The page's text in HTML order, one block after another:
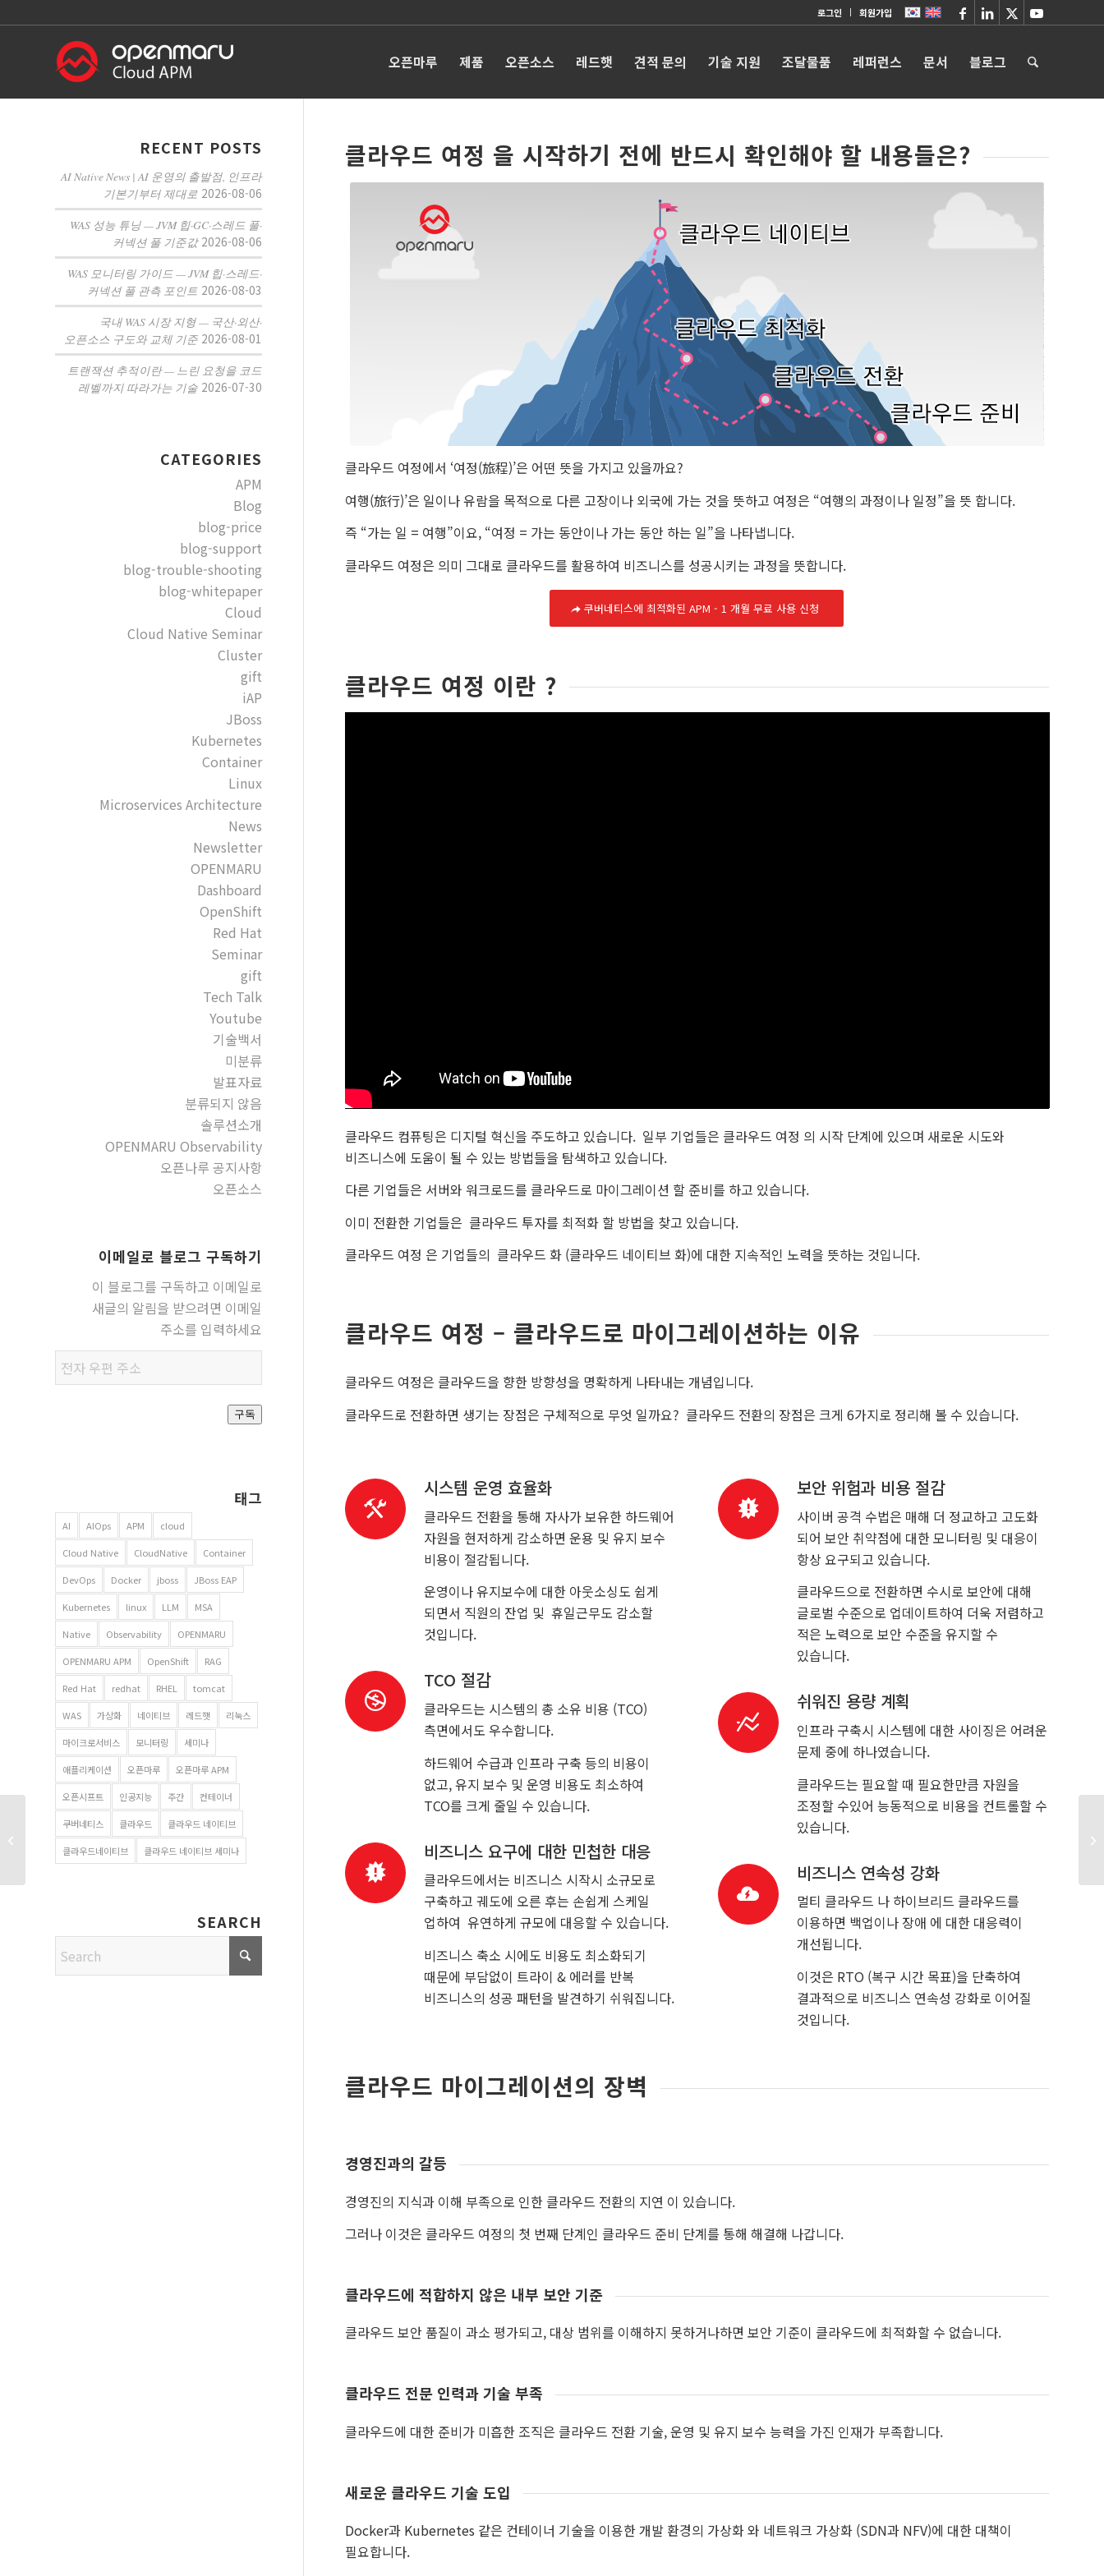
로그인 회원가입
오픈마루 제품 오픈소스 레드햇 견적 문의 기술 지원 조달물품 레퍼런스 문서 블로그
클라우드 여정 을 시작하기 전에 반드시 확인해야 할 내용들은?
클라우드 여정에서 ‘여정(旅程)’은 어떤 뜻을 가지고 있을까요?
여행(旅行)’은 일이나 유람을 목적으로 다른 고장이나 외국에 가는 것을 뜻하고 여정은 “여행의 과정이나 일정”을 뜻 합니다.
즉 “가는 일 = 여행”이요, “여정 = 가는 동안이나 가는 동안 하는 일”을 나타냅니다.
클라우드 여정은 의미 그대로 클라우드를 활용하여 비즈니스를 성공시키는 과정을 뜻합니다.
쿠버네티스에 최적화된 APM - 1 개월 무료 사용 신청
클라우드 여정 이란 ?
클라우드 컴퓨팅은 디지털 혁신을 주도하고 있습니다. 일부 기업들은 클라우드 여정 의 시작 단계에 있으며 새로운 시도와
비즈니스에 도움이 될 수 있는 방법들을 탐색하고 있습니다.
다른 기업들은 서버와 워크로드를 클라우드로 마이그레이션 할 준비를 하고 있습니다.
이미 전환한 기업들은 클라우드 투자를 최적화 할 방법을 찾고 있습니다.
클라우드 여정 은 기업들의 클라우드 화 (클라우드 네이티브 화)에 대한 지속적인 노력을 뜻하는 것입니다.
클라우드 여정 – 클라우드로 마이그레이션하는 이유
클라우드 여정은 클라우드을 향한 방향성을 명확하게 나타내는 개념입니다.
클라우드로 전환하면 생기는 장점은 구체적으로 무엇 일까요? 클라우드 전환의 장점은 크게 6가지로 정리해 볼 수 있습니다.
시스템 운영 효율화
클라우드 전환을 통해 자사가 보유한 하드웨어
자원을 현저하게 감소하면 운용 및 유지 보수
비용이 절감됩니다.
운영이나 유지보수에 대한 아웃소싱도 쉽게
되면서 직원의 잔업 및 휴일근무도 감소할
것입니다.
TCO 절감
클라우드는 시스템의 총 소유 비용 (TCO)
측면에서도 우수합니다.
하드웨어 수급과 인프라 구축 등의 비용이
없고, 유지 보수 및 운영 비용도 최소하여
TCO를 크게 줄일 수 있습니다.
비즈니스 요구에 대한 민첩한 대응
클라우드에서는 비즈니스 시작시 소규모로
구축하고 궤도에 오른 후는 손쉽게 스케일
업하여 유연하게 규모에 대응할 수 있습니다.
비즈니스 축소 시에도 비용도 최소화되기
때문에 부담없이 트라이 & 에러를 반복
비즈니스의 성공 패턴을 발견하기 쉬워집니다.
보안 위험과 비용 절감
사이버 공격 수법은 매해 더 정교하고 고도화
되어 보안 취약점에 대한 모니터링 및 대응이
항상 요구되고 있습니다.
클라우드으로 전환하면 수시로 보안에 대해
글로벌 수준으로 업데이트하여 더욱 저렴하고
적은 노력으로 보안 수준을 유지할 수
있습니다.
쉬워진 용량 계획
인프라 구축시 시스템에 대한 사이징은 어려운
문제 중에 하나였습니다.
클라우드는 필요할 때 필요한만큼 자원을
조정할 수있어 능동적으로 비용을 컨트롤할 수
있습니다.
비즈니스 연속성 강화
멀티 클라우드 나 하이브리드 클라우드를
이용하면 백업이나 장애 에 대한 대응력이
개선됩니다.
이것은 RTO (복구 시간 목표)을 단축하여
결과적으로 비즈니스 연속성 강화로 이어질
것입니다.
클라우드 마이그레이션의 장벽
경영진과의 갈등
경영진의 지식과 이해 부족으로 인한 클라우드 전환의 지연 이 있습니다.
그러나 이것은 클라우드 여정의 첫 번째 단계인 클라우드 준비 단계를 통해 해결해 나갑니다.
클라우드에 적합하지 않은 내부 보안 기준
클라우드 보안 품질이 과소 평가되고, 대상 범위를 이해하지 못하거나하면 보안 기준이 클라우드에 최적화할 수 없습니다.
클라우드 전문 인력과 기술 부족
클라우드에 대한 준비가 미흡한 조직은 클라우드 전환 기술, 운영 및 유지 보수 능력을 가진 인재가 부족합니다.
새로운 클라우드 기술 도입
Docker과 Kubernetes 같은 컨테이너 기술을 이용한 개발 환경의 가상화 와 네트워크 가상화 (SDN과 NFV)에 대한 대책이
필요합니다.
RECENT POSTS
AI Native News | AI 운영의 출발점, 인프라
기본기부터 제대로 2026-08-06
WAS 성능 튜닝 — JVM 힙·GC·스레드 풀·
커넥션 풀 기준값 2026-08-06
WAS 모니터링 가이드 — JVM 힙·스레드·
커넥션 풀 관측 포인트 2026-08-03
국내 WAS 시장 지형 — 국산·외산·
오픈소스 구도와 교체 기준 2026-08-01
트랜잭션 추적이란 — 느린 요청을 코드
레벨까지 따라가는 기술 2026-07-30
CATEGORIES
APM
Blog
blog-price
blog-support
blog-trouble-shooting
blog-whitepaper
Cloud
Cloud Native Seminar
Cluster
gift
iAP
JBoss
Kubernetes
Container
Linux
Microservices Architecture
News
Newsletter
OPENMARU
Dashboard
OpenShift
Red Hat
Seminar
gift
Tech Talk
Youtube
기술백서
미분류
발표자료
분류되지 않음
솔루션소개
OPENMARU Observability
오픈나루 공지사항
오픈소스
이메일로 블로그 구독하기
이 블로그를 구독하고 이메일로
새글의 알림을 받으려면 이메일
주소를 입력하세요
우편
주소
구독
태그
AI AIOps APM cloud
Cloud Native CloudNative Container
DevOps Docker jboss JBoss EAP
Kubernetes linux LLM MSA
Native Observability OPENMARU
OPENMARU APM OpenShift RAG
Red Hat redhat RHEL tomcat
WAS 가상화 네이티브 레드햇 리눅스
마이크로서비스 모니터링 세미나
애플리케이션 오픈마루 오픈마루 APM
오픈시프트 인공지능 주간 컨테이너
쿠버네티스 클라우드 클라우드 네이티브
클라우드네이티브 클라우드 네이티브 세미나
SEARCH
쿠버네티스 1.2 부터 도커
사용 중단